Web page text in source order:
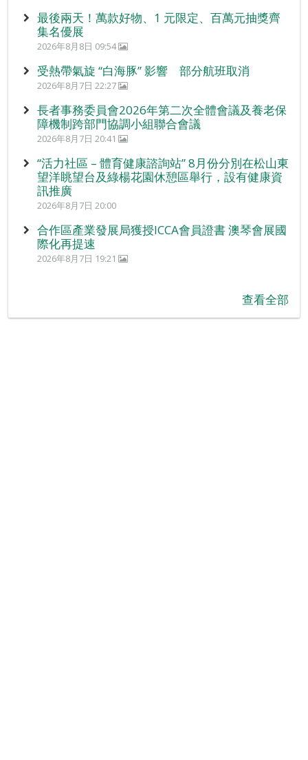
最後兩天！萬款好物、1 元限定、百萬元抽獎齊
集名優展
2026年8月8日 09:54
受熱帶氣旋 “白海豚” 影響 部分航班取消
2026年8月7日 22:27
長者事務委員會2026年第二次全體會議及養老保
障機制跨部門協調小組聯合會議
2026年8月7日 20:41
“活力社區 – 體育健康諮詢站” 8月份分別在松山東
望洋眺望台及綠楊花園休憩區舉行，設有健康資
訊推廣
2026年8月7日 20:00
合作區產業發展局獲授ICCA會員證書 澳琴會展國
際化再提速
2026年8月7日 19:21
查看全部